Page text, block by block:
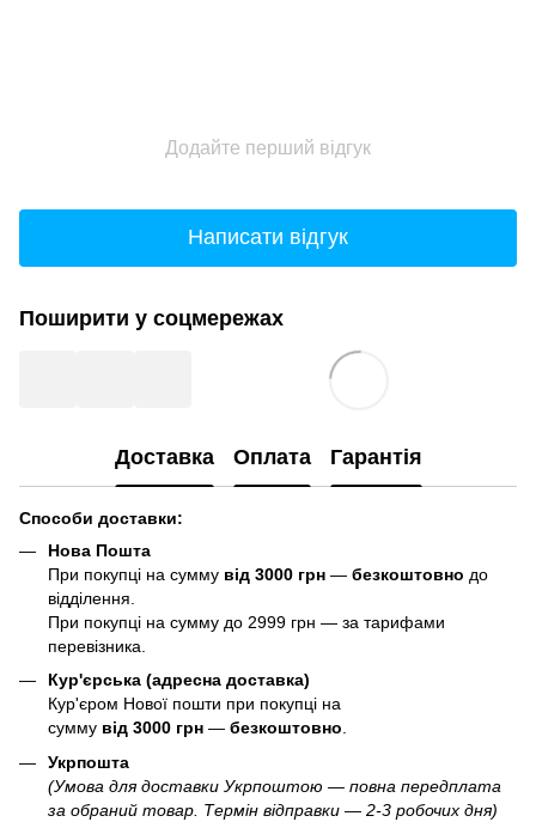
Додайте перший відгук
Написати відгук
Поширити у соцмережах
Доставка Оплата Гарантія
Способи доставки:
Нова Пошта
При покупці на сумму від 3000 грн — безкоштовно до
відділення.
При покупці на сумму до 2999 грн — за тарифами
перевізника.
Кур'єрська (адресна доставка)
Кур'єром Нової пошти при покупці на
сумму від 3000 грн — безкоштовно
Укрпошта
(Умова для доставки Укрпоштою — повна передплата
за обраний товар. Термін відправки — 2-3 робочих дня)